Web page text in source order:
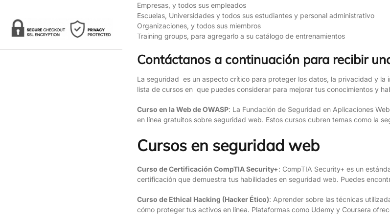
Empresas, y todos sus empleados
Escuelas, Universidades y todos sus estudiantes y personal administrativo
Organizaciones, y todos sus miembros
Training groups, para agregarlo a su catálogo de entrenamientos
Contáctanos a continuación para recibir
La seguridad es un aspecto crítico para proteger los datos, la privacidad y
lista de cursos en que puedes considerar para mejorar tus conocimientos y
Curso en la Web de OWASP: La Fundación de Seguridad en Aplicaciones
en línea gratuitos sobre seguridad web. Estos cursos cubren temas como la
Cursos en seguridad web
Curso de Certificación CompTIA Security+: CompTIA Security+ es un
certificación que demuestra tus habilidades en seguridad web. Puedes
Curso de Ethical Hacking (Hacker Ético): Aprender sobre las técnicas
cómo proteger tus activos en línea. Plataformas como Udemy y Coursera